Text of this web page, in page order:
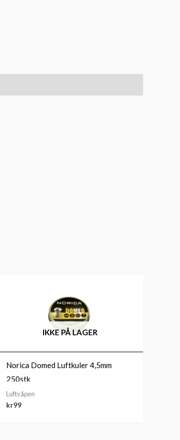
IKKE PÅ LAGER
Norica Domed Luftkuler 4,5mm
250stk
Luftvåpen
kr99